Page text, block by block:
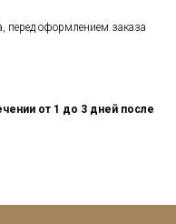
перед оформлением заказа
от 1 до 3 дней после